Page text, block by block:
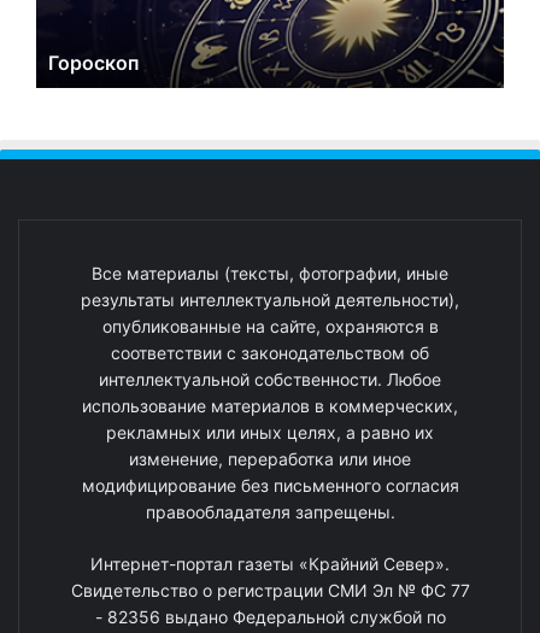
Гороскоп
Все материалы (тексты, фотографии, иные
результаты интеллектуальной деятельности),
опубликованные на сайте, охраняются в
соответствии с законодательством об
интеллектуальной собственности. Любое
использование материалов в коммерческих,
рекламных или иных целях, а равно их
изменение, переработка или иное
модифицирование без письменного согласия
правообладателя запрещены.
Интернет-портал газеты «Крайний Север».
Свидетельство о регистрации СМИ Эл № ФС 77
- 82356 выдано Федеральной службой по